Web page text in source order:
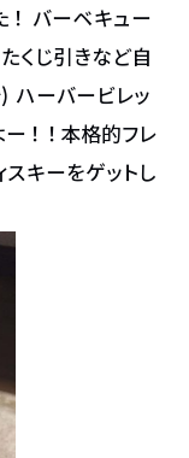
！ バーベキュー
くじ引きなど自
ハーバービレッ
！！本格的フレ
キーをゲットし